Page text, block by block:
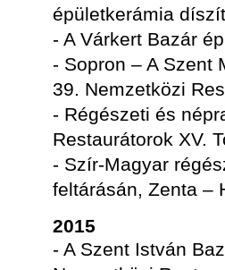
épületkerámia
- A Várkert Bazár
- Sopron – A
39. Nemzetközi
- Régészeti és
Restaurátorok XV.
- Szír-Magyar
feltárásán, Zenta –
2015
- A Szent István